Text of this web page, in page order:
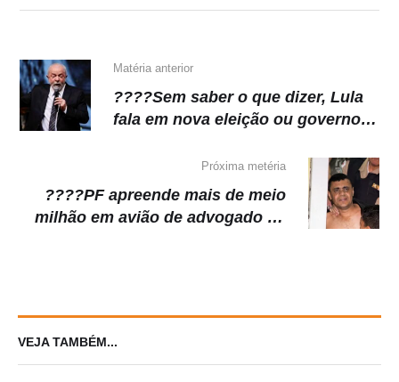
p
o
k
m n
Matéria anterior
????Sem saber o que dizer, Lula
fala em nova eleição ou governo
Próxima metéria
????PF apreende mais de meio
milhão em avião de advogado de
VEJA TAMBÉM...